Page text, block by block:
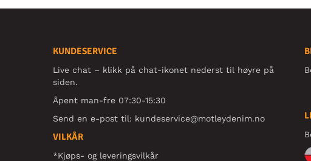
KUNDESERVICE
Live chat – klikk på chat-ikonet nederst til høyre på
siden.
Åpent man-fre 07:30-15:30
Send en e-post til: kundeservice@motleydenim.no
VILKÅR
*Kjøps- og leveringsvilkår